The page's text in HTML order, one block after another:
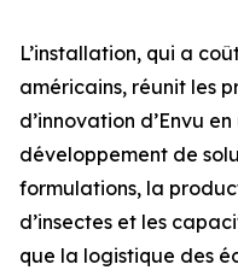
L’installation, qui a
américains, réunit les
d’innovation d’Envu
développement de
formulations, la
d’insectes et les
que la logistique des